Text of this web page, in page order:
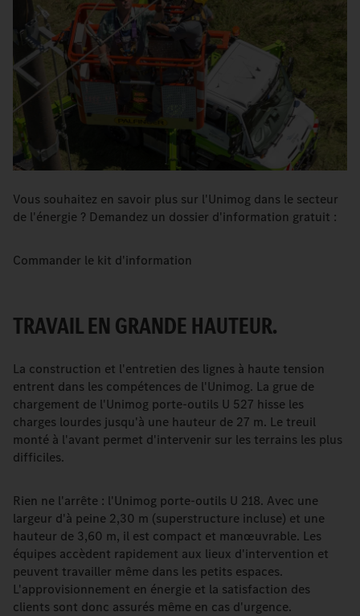
Vous souhaitez en savoir plus sur l'Unimog dans le secteur
de l'énergie ? Demandez un dossier d'information gratuit :
Commander le kit d'information
TRAVAIL EN GRANDE HAUTEUR.
La construction et l'entretien des lignes à haute tension
entrent dans les compétences de l'Unimog. La grue de
chargement de l'Unimog porte-outils U 527 hisse les
charges lourdes jusqu'à une hauteur de 27 m. Le treuil
monté à l'avant permet d'intervenir sur les terrains les plus
difficiles.
Rien ne l'arrête : l'Unimog porte-outils U 218. Avec une
largeur d'à peine 2,30 m (superstructure incluse) et une
hauteur de 3,60 m, il est compact et manœuvrable. Les
équipes accèdent rapidement aux lieux d'intervention et
peuvent travailler même dans les petits espaces.
L'approvisionnement en énergie et la satisfaction des
clients sont donc assurés même en cas d'urgence.